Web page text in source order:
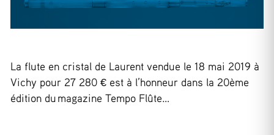
La flute en cristal de Laurent vendue le 18 mai 2019 à
Vichy pour 27 280 € est à l’honneur dans la 20ème
édition du magazine Tempo Flûte…